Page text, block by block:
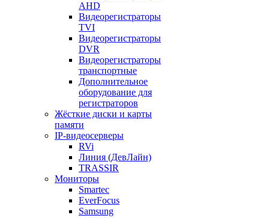
AHD
Видеорегистраторы
TVI
Видеорегистраторы
DVR
Видеорегистраторы
транспортные
Дополнительное
оборудование для
регистраторов
Жёсткие диски и карты
памяти
IP-видеосерверы
RVi
Линия (ДевЛайн)
TRASSIR
Мониторы
Smartec
EverFocus
Samsung